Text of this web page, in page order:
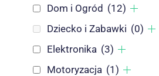
Dom i Ogród (12)
Dziecko i Zabawki (0)
Elektronika (3)
Motoryzacja (1)